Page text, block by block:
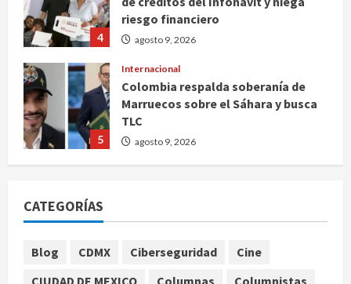
4
riesgo financiero
agosto 9, 2026
5
Internacional
Colombia respalda soberanía de
Marruecos sobre el Sáhara y busca
TLC
agosto 9, 2026
CATEGORÍAS
Blog CDMX Ciberseguridad
Cine